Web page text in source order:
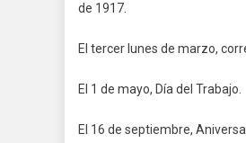
de 1917.
El tercer lunes de marzo,
El 1 de mayo, Día del Trabajo.
El 16 de septiembre,